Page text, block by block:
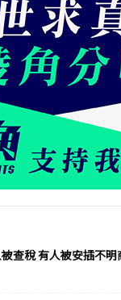
查稅 有人被安插不明